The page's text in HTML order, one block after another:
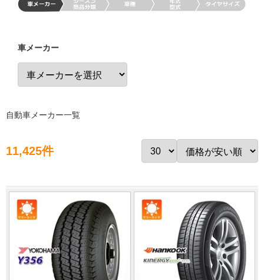
車メーカー
自動車メーカー一覧
11,425件